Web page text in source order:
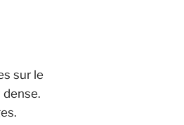
sur le
dense.